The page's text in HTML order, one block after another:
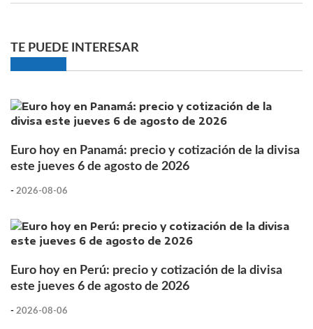
TE PUEDE INTERESAR
Euro hoy en Panamá: precio y cotización de la divisa
este jueves 6 de agosto de 2026
- 2026-08-06
Euro hoy en Perú: precio y cotización de la divisa
este jueves 6 de agosto de 2026
- 2026-08-06